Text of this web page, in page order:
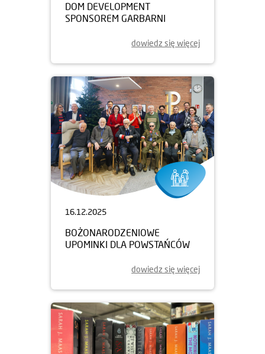
DOM DEVELOPMENT
SPONSOREM GARBARNI
dowiedz się więcej
16.12.2025
BOŻONARODZENIOWE
UPOMINKI DLA POWSTAŃCÓW
dowiedz się więcej